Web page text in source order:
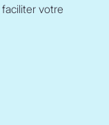
votre